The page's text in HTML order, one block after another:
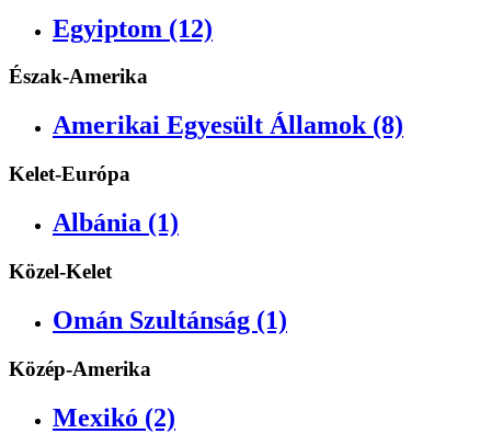
Egyiptom (12)
Észak-Amerika
Amerikai Egyesült Államok (8)
Kelet-Európa
Albánia (1)
Közel-Kelet
Omán Szultánság (1)
Közép-Amerika
Mexikó (2)